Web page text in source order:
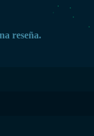
reseña.